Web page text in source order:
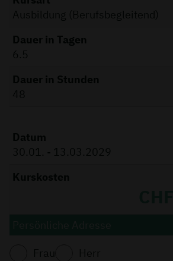
Dauer in Tagen
6.5
Datum
30.01. - 13.03.2029
Frau Herr